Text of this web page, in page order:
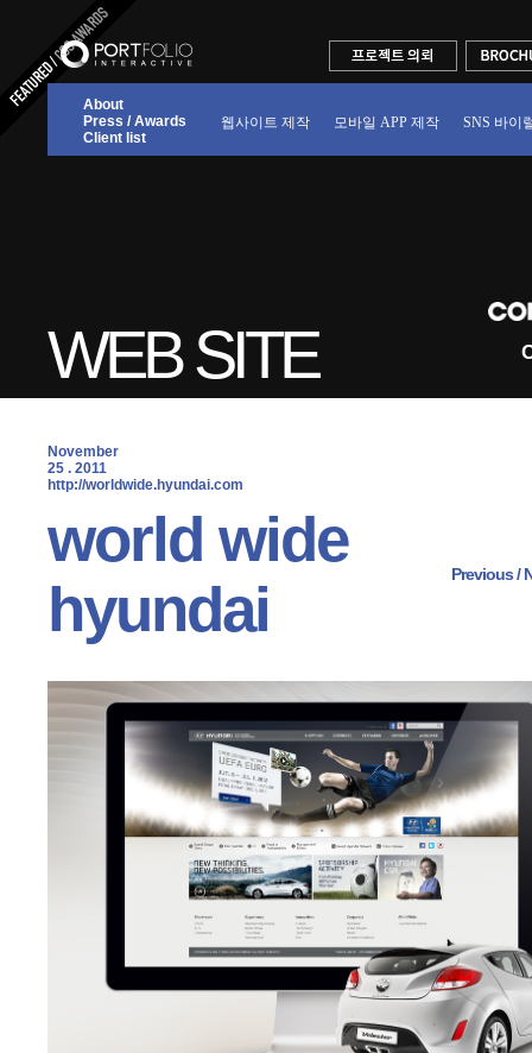
About
Press / Awards
Client list
웹사이트 제작 모바일 APP 제작 SNS 바이
WEB SITE
November
25 . 2011
http://worldwide.hyundai.com
world wide
hyundai
Previous /